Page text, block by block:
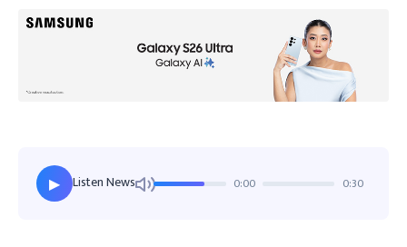
▶ Listen News 0:00 0:30